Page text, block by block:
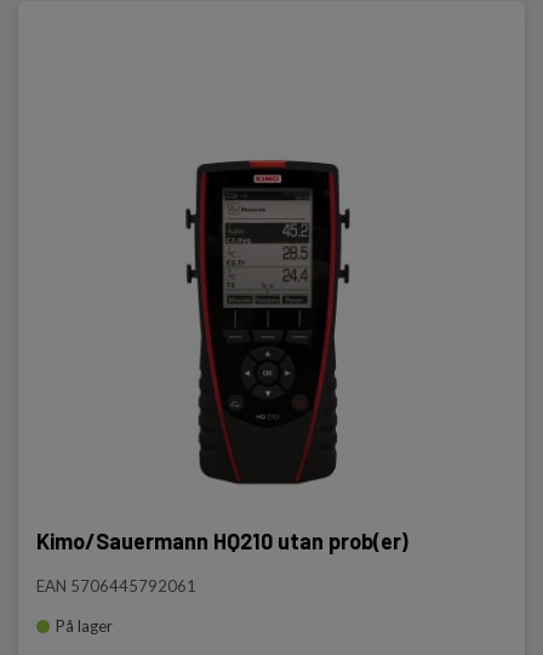
Kimo/Sauermann HQ210 utan prob(er)
EAN 5706445792061
På lager